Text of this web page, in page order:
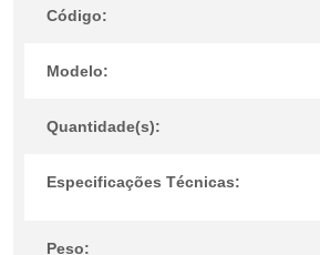
Código:
Modelo:
Quantidade(s):
Especificações Técnicas:
Peso: